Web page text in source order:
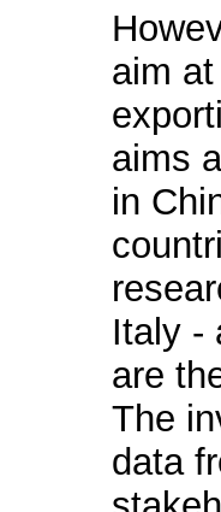
aim
aims
in
Italy -
are
The
data